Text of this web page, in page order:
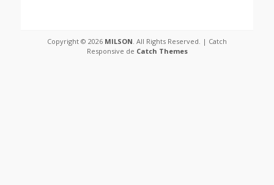
Copyright © 2026 MILSON. All Rights Reserved. | Catch
Responsive de Catch Themes